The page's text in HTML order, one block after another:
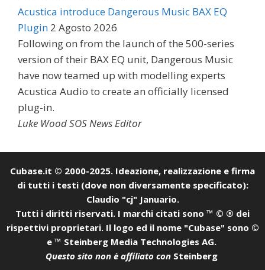
Acustica introduce Dangerous Music BAX EQ
Plugin 2 Agosto 2026
Following on from the launch of the 500-series
version of their BAX EQ unit, Dangerous Music
have now teamed up with modelling experts
Acustica Audio to create an officially licensed
plug-in.
Luke Wood SOS News Editor
Cubase.it © 2000-2025. Ideazione, realizzazione e firma
di tutti i testi (dove non diversamente specificato):
Claudio "cj" Januario.
Tutti i diritti riservati. I marchi citati sono ™ © ® dei
rispettivi proprietari. Il logo ed il nome "Cubase" sono ©
e ™ Steinberg Media Technologies AG.
Questo sito non è affiliato con Steinberg